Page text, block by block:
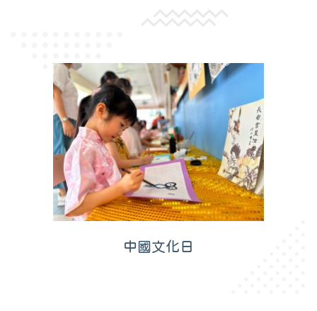
中國文化日